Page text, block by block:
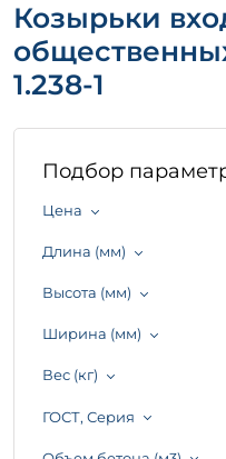
Козырьки
1.238-1
Подбор
Цена
Длина (мм)
Высота (мм)
Ширина (мм)
Вес (кг)
ГОСТ, Серия